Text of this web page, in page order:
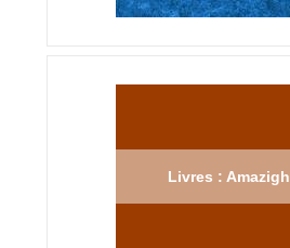
Livres : Amazigh